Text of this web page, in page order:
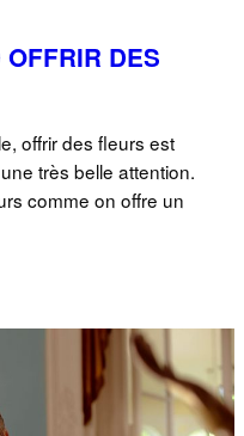
DES
offrir des fleurs est
très belle attention.
comme on offre un